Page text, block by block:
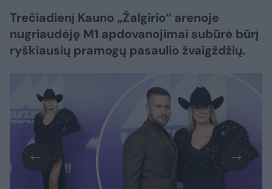
Trečiadienį Kauno „Žalgirio“ arenoje
nugriaudėję M1 apdovanojimai subūrė būrį
ryškiausių pramogų pasaulio žvaigždžių.